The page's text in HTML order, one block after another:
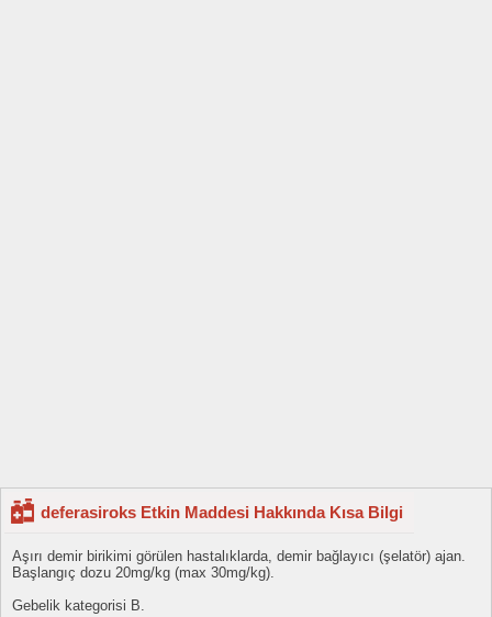
deferasiroks Etkin Maddesi Hakkında Kısa Bilgi
Aşırı demir birikimi görülen hastalıklarda, demir bağlayıcı (şelatör) ajan.
Başlangıç dozu 20mg/kg (max 30mg/kg).
Gebelik kategorisi B.